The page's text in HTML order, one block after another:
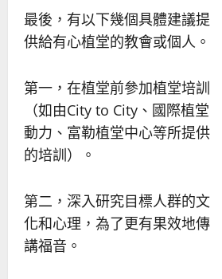
最後，有以下幾個具體建議提
供給有心植堂的教會或個人。
第一，在植堂前參加植堂培訓
（如由City to City、國際植堂
動力、富勒植堂中心等所提供
的培訓）。
第二，深入研究目標人群的文
化和心理，為了更有果效地傳
講福音。